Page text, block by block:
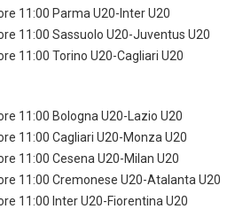
11:00 Parma U20-Inter U20
11:00 Sassuolo U20-Juventus U20
11:00 Torino U20-Cagliari U20
11:00 Bologna U20-Lazio U20
11:00 Cagliari U20-Monza U20
11:00 Cesena U20-Milan U20
11:00 Cremonese U20-Atalanta U20
11:00 Inter U20-Fiorentina U20